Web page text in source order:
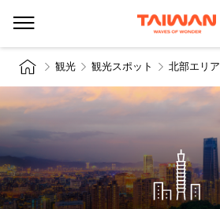
観光 観光スポット 北部エリア